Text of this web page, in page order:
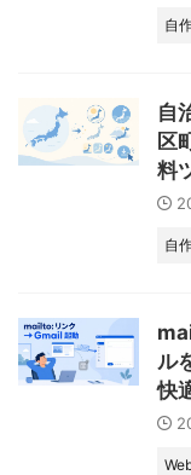
自
自
区
料
自
ル
快